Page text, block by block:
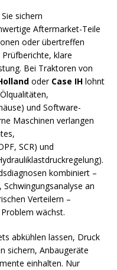
sichern
Aftermarket-Teile
oder übertreffen
klare
Bei Traktoren von
oder Case IH lohnt
und Software-
Maschinen verlangen
SCR) und
kombiniert –
an
Verteilern –
wächst.
abkühlen lassen, Druck
sichern, Anbaugeräte
einhalten. Nur